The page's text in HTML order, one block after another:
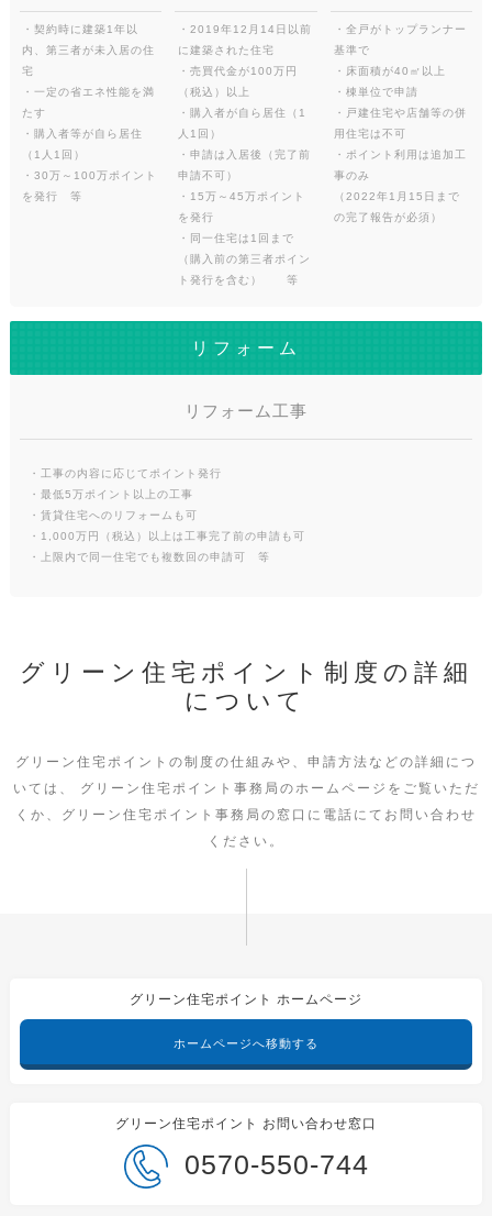
・契約時に建築1年以
内、第三者が未入居の住
宅
・一定の省エネ性能を満
たす
・購入者等が自ら居住
（1人1回）
・30万～100万ポイント
を発行 等
・2019年12月14日以前
に建築された住宅
・売買代金が100万円
（税込）以上
・購入者が自ら居住（1
人1回）
・申請は入居後（完了前
申請不可）
・15万～45万ポイント
を発行
・同一住宅は1回まで
（購入前の第三者ポイン
ト発行を含む） 等
・全戸がトップランナー
基準で
・床面積が40㎡以上
・棟単位で申請
・戸建住宅や店舗等の併
用住宅は不可
・ポイント利用は追加工
事のみ
（2022年1月15日まで
の完了報告が必須）
リフォーム
リフォーム工事
・工事の内容に応じてポイント発行
・最低5万ポイント以上の工事
・賃貸住宅へのリフォームも可
・1,000万円（税込）以上は工事完了前の申請も可
・上限内で同一住宅でも複数回の申請可 等
グリーン住宅ポイント制度の詳細
について
グリーン住宅ポイントの制度の仕組みや、申請方法などの詳細につ
いては、
グリーン住宅ポイント事務局のホームページをご覧いただ
くか、グリーン住宅ポイント事務局の窓口に電話にてお問い合わせ
ください。
グリーン住宅ポイント ホームページ
ホームページへ移動する
グリーン住宅ポイント お問い合わせ窓口
0570-550-744